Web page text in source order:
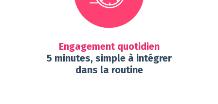
Engagement quotidien
5 minutes, simple à intégrer
dans la routine